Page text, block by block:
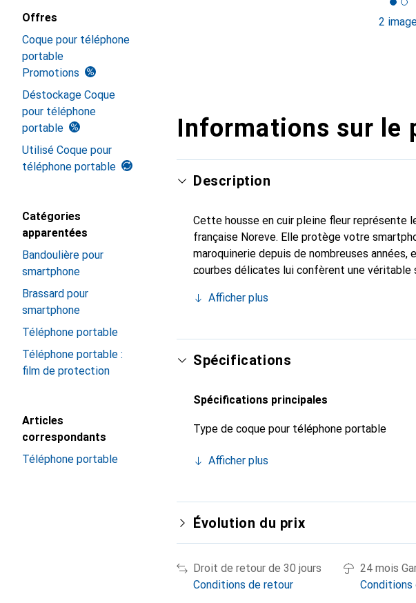
Offres
Coque pour téléphone
portable
Promotions
Déstockage Coque
pour téléphone
portable
Utilisé Coque pour
téléphone portable
Catégories
apparentées
Bandoulière pour
smartphone
Brassard pour
smartphone
Téléphone portable
Téléphone portable :
film de protection
Articles
correspondants
Téléphone portable
2
Informations sur le
Description
Cette housse en cuir pleine fleur représente
française Noreve. Elle protège votre
maroquinerie depuis de nombreuses
courbes délicates lui confèrent une véritable
est un choix sûr pour une clientèle exigeante.
Afficher plus
Spécifications
Spécifications principales
Type de coque pour téléphone portable
Afficher plus
Évolution du prix
Droit de retour de 30 jours
Conditions de retour
24 mois
Conditions